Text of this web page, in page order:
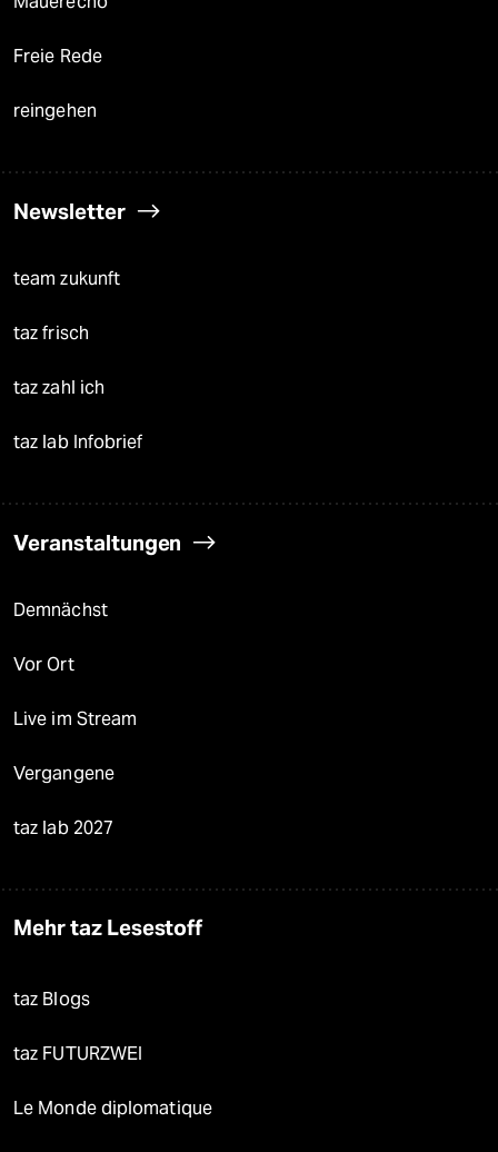
Freie Rede
reingehen
Newsletter
team zukunft
taz frisch
taz zahl ich
taz lab Infobrief
Veranstaltungen
Demnächst
Vor Ort
Live im Stream
Vergangene
taz lab 2027
Mehr taz Lesestoff
taz Blogs
taz FUTURZWEI
Le Monde diplomatique